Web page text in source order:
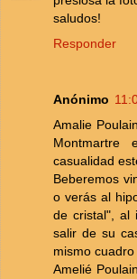
saludos!
Responder
Anónimo
Amalie
Montmartre
casualidad
Beberemos
o verás al
de cristal", al
salir de su
mismo
Amelié